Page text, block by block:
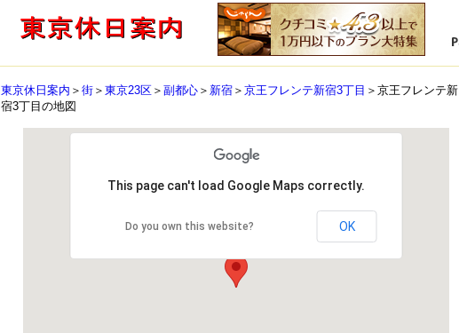
東京休日案内 ＞ 街 ＞ 東京23区 ＞ 副都心 ＞ 新宿 ＞ 京王フレンテ新宿3丁目 ＞京王フレンテ新
宿3丁目の地図
This page can't load Google Maps correctly.
Do you own this website? OK